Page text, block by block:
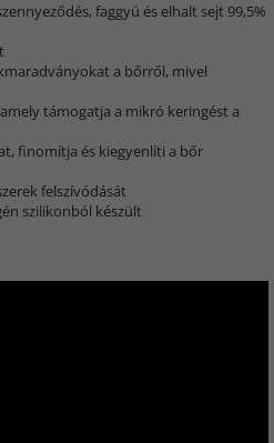
faggyú és elhalt sejt 99,5%
a bőrről, mivel
támogatja a mikró keringést a
finomítja és kiegyenlíti a bőr
felszívódását
szilikonból készült